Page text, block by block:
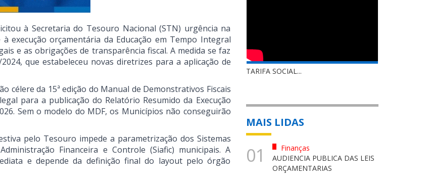
à Secretaria do Tesouro Nacional (STN) urgência na
execução orçamentária da Educação em Tempo Integral
e as obrigações de transparência fiscal. A medida se faz
que estabeleceu novas diretrizes para a aplicação de
célere da 15ª edição do Manual de Demonstrativos Fiscais
para a publicação do Relatório Resumido da Execução
Sem o modelo do MDF, os Municípios não conseguirão
pelo Tesouro impede a parametrização dos Sistemas
Financeira e Controle (Siafic) municipais. A
e depende da definição final do layout pelo órgão
TARIFA SOCIAL...
MAIS LIDAS
01
Finanças
AUDIENCIA PUBLICA DAS LEIS
ORÇAMENTARIAS